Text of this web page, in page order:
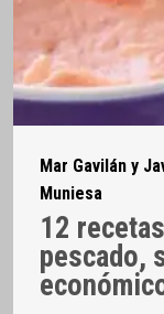
Mar Gavilán y
Muniesa
12
pescado,